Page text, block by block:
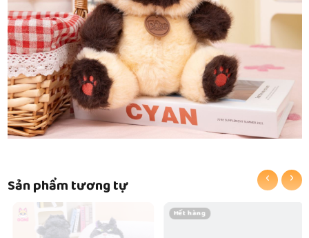
Sản phẩm tương tự
Hết hàng
‹ ›